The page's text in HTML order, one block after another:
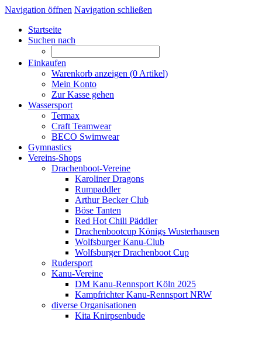
Navigation öffnen Navigation schließen
Startseite
Suchen nach
Einkaufen
Warenkorb anzeigen (0 Artikel)
Mein Konto
Zur Kasse gehen
Wassersport
Termax
Craft Teamwear
BECO Swimwear
Gymnastics
Vereins-Shops
Drachenboot-Vereine
Karoliner Dragons
Rumpaddler
Arthur Becker Club
Böse Tanten
Red Hot Chili Päddler
Drachenbootcup Königs Wusterhausen
Wolfsburger Kanu-Club
Wolfsburger Drachenboot Cup
Rudersport
Kanu-Vereine
DM Kanu-Rennsport Köln 2025
Kampfrichter Kanu-Rennsport NRW
diverse Organisationen
Kita Knirpsenbude